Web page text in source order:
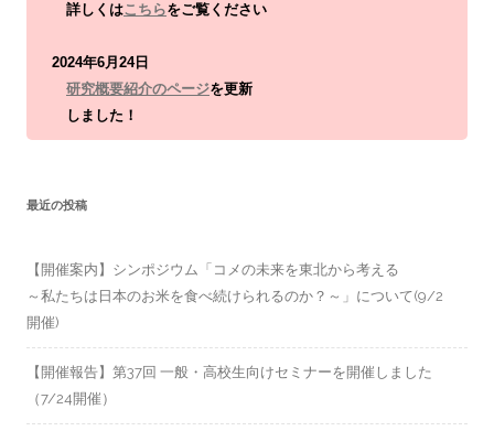
詳しくはこちらをご覧ください
2024年6月24日
研究概要紹介のページを更新
しました！
最近の投稿
【開催案内】シンポジウム「コメの未来を東北から考える
～私たちは日本のお米を食べ続けられるのか？～」について(9/2
開催)
【開催報告】第37回 一般・高校生向けセミナーを開催しました
（7/24開催）